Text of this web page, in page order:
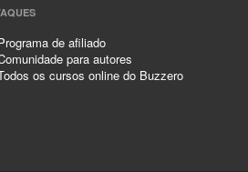
de afiliado
para autores
os cursos online do Buzzero